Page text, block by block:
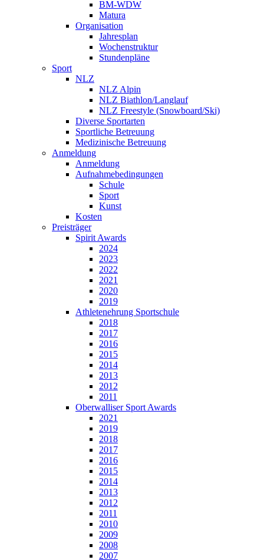
BM-WDW
Matura
Organisation
Jahresplan
Wochenstruktur
Stundenpläne
Sport
NLZ
NLZ Alpin
NLZ Biathlon/Langlauf
NLZ Freestyle (Snowboard/Ski)
Diverse Sportarten
Sportliche Betreuung
Medizinische Betreuung
Anmeldung
Anmeldung
Aufnahmebedingungen
Schule
Sport
Kunst
Kosten
Preisträger
Spirit Awards
2024
2023
2022
2021
2020
2019
Athletenehrung Sportschule
2018
2017
2016
2015
2014
2013
2012
2011
Oberwalliser Sport Awards
2021
2019
2018
2017
2016
2015
2014
2013
2012
2011
2010
2009
2008
2007